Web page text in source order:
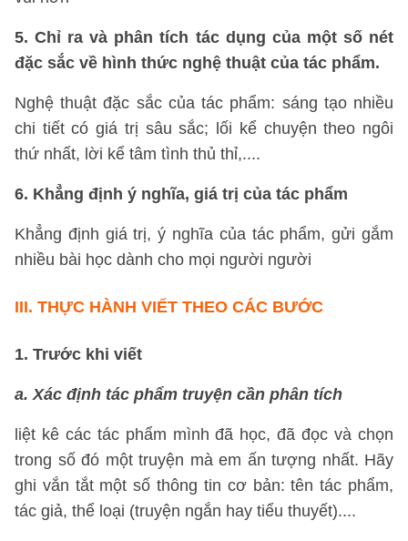
5. Chỉ ra và phân tích tác dụng của một số nét
đặc sắc về hình thức nghệ thuật của tác phẩm.
Nghệ thuật đặc sắc của tác phẩm: sáng tạo nhiều
chi tiết có giá trị sâu sắc; lối kể chuyện theo ngôi
thứ nhất, lời kể tâm tình thủ thỉ,....
6. Khẳng định ý nghĩa, giá trị của tác phẩm
Khẳng định giá trị, ý nghĩa của tác phẩm, gửi gắm
nhiều bài học dành cho mọi người người
III. THỰC HÀNH VIẾT THEO CÁC BƯỚC
1. Trước khi viết
a. Xác định tác phẩm truyện cần phân tích
liệt kê các tác phẩm mình đã học, đã đọc và chọn
trong số đó một truyện mà em ấn tượng nhất. Hãy
ghi vắn tắt một số thông tin cơ bản: tên tác phẩm,
tác giả, thể loại (truyện ngắn hay tiểu thuyết)....